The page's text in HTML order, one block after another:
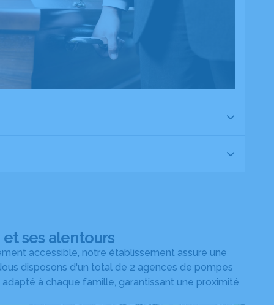
ses alentours
accessible, notre établissement assure une
disposons d'un total de 2 agences de pompes
à chaque famille, garantissant une proximité